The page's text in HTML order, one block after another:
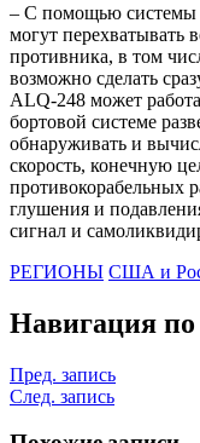
– С помощью
могут перехватывать
противника, в том
возможно сделать
ALQ-248 может
бортовой системе
обнаруживать и
скорость, конечную
противокорабельных
глушения и
сигнал и
РЕГИОНЫ США и
Навигация по
Пред. запись
След. запись